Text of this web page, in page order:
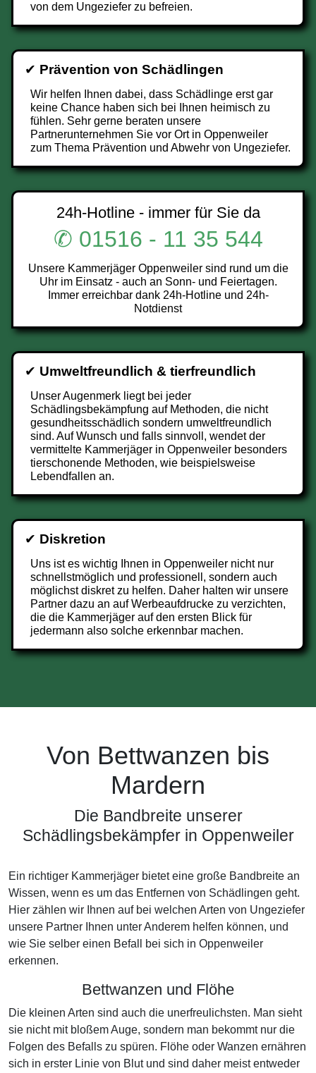
von dem Ungeziefer zu befreien.
✔ Prävention von Schädlingen
Wir helfen Ihnen dabei, dass Schädlinge erst gar
keine Chance haben sich bei Ihnen heimisch zu
fühlen. Sehr gerne beraten unsere
Partnerunternehmen Sie vor Ort in Oppenweiler
zum Thema Prävention und Abwehr von Ungeziefer.
24h-Hotline - immer für Sie da
✆ 01516 - 11 35 544
Unsere Kammerjäger Oppenweiler sind rund um die
Uhr im Einsatz - auch an Sonn- und Feiertagen.
Immer erreichbar dank 24h-Hotline und 24h-
Notdienst
✔ Umweltfreundlich & tierfreundlich
Unser Augenmerk liegt bei jeder
Schädlingsbekämpfung auf Methoden, die nicht
gesundheitsschädlich sondern umweltfreundlich
sind. Auf Wunsch und falls sinnvoll, wendet der
vermittelte Kammerjäger in Oppenweiler besonders
tierschonende Methoden, wie beispielsweise
Lebendfallen an.
✔ Diskretion
Uns ist es wichtig Ihnen in Oppenweiler nicht nur
schnellstmöglich und professionell, sondern auch
möglichst diskret zu helfen. Daher halten wir unsere
Partner dazu an auf Werbeaufdrucke zu verzichten,
die die Kammerjäger auf den ersten Blick für
jedermann also solche erkennbar machen.
Von Bettwanzen bis
Mardern
Die Bandbreite unserer
Schädlingsbekämpfer in Oppenweiler
Ein richtiger Kammerjäger bietet eine große Bandbreite an
Wissen, wenn es um das Entfernen von Schädlingen geht.
Hier zählen wir Ihnen auf bei welchen Arten von Ungeziefer
unsere Partner Ihnen unter Anderem helfen können, und
wie Sie selber einen Befall bei sich in Oppenweiler
erkennen.
Bettwanzen und Flöhe
Die kleinen Arten sind auch die unerfreulichsten. Man sieht
sie nicht mit bloßem Auge, sondern man bekommt nur die
Folgen des Befalls zu spüren. Flöhe oder Wanzen ernähren
sich in erster Linie von Blut und sind daher meist entweder